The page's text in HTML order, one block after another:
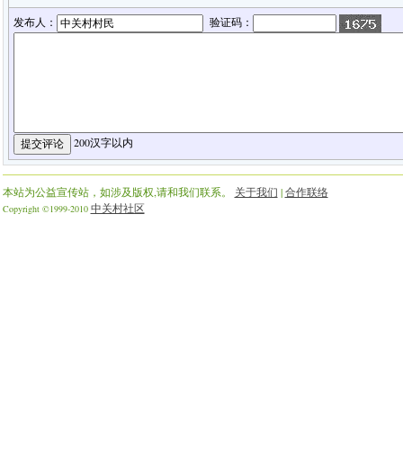
发布人： 验证码：
200汉字以内
本站为公益宣传站，如涉及版权,请和我们联系。 关于我们 |合作联络
Copyright ©1999-2010 中关村社区